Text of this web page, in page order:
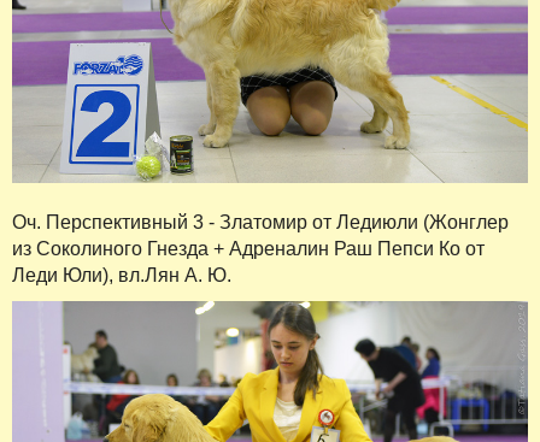
Оч. Перспективный 3 - Златомир от Ледиюли (Жонглер
из Соколиного Гнезда + Адреналин Раш Пепси Ко от
Леди Юли), вл.Лян А. Ю.